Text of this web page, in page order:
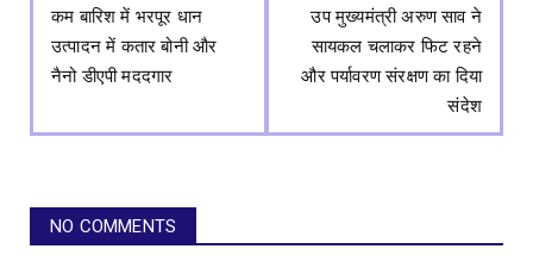
कम बारिश में भरपूर धान
उत्पादन में कतार बोनी और
नैनो डीएपी मददगार
उप मुख्यमंत्री अरुण साव ने
सायकल चलाकर फिट रहने
और पर्यावरण संरक्षण का दिया
संदेश
NO COMMENTS